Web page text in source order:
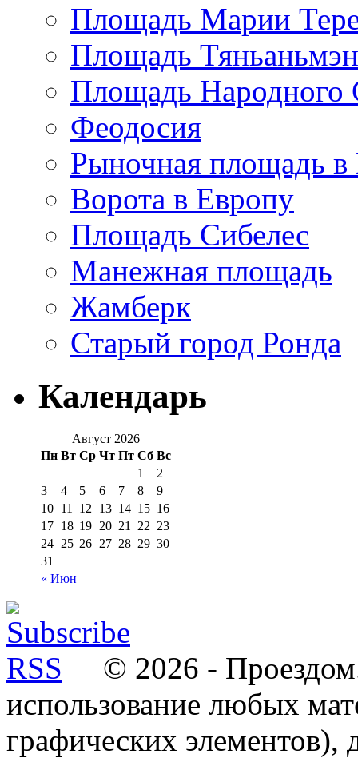
Площадь Марии
Площадь
Площадь Народного
Феодосия
Рыночная площадь в
Ворота в Европу
Площадь Сибелес
Манежная площадь
Жамберк
Старый город Ронда
Календарь
Август 2026
Пн Вт Ср Чт Пт Сб Вс
« Июн
1
2
3
4 5 6 7 8
9
10 11 12 13 14 15 16
17 18 19 20 21 22 23
24 25 26 27 28 29 30
31
© 2026 -
использование любых
графических элементов),